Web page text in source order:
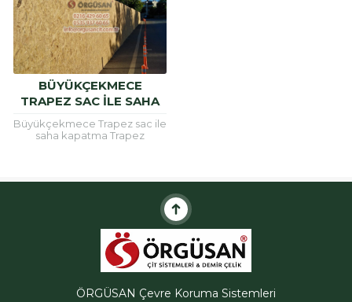
BÜYÜKÇEKMECE
TRAPEZ SAC ILE SAHA
KAPATMA
Büyükçekmece Trapez sac ile
saha kapatma Trapez
kullanılan bir
ÖRGÜSAN Teklif Hattı
ÖRGÜSAN Çevre Koruma Sistemleri